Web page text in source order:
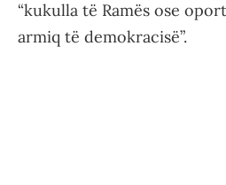
“kukulla të Ramës ose
armiq të demokracisë”.